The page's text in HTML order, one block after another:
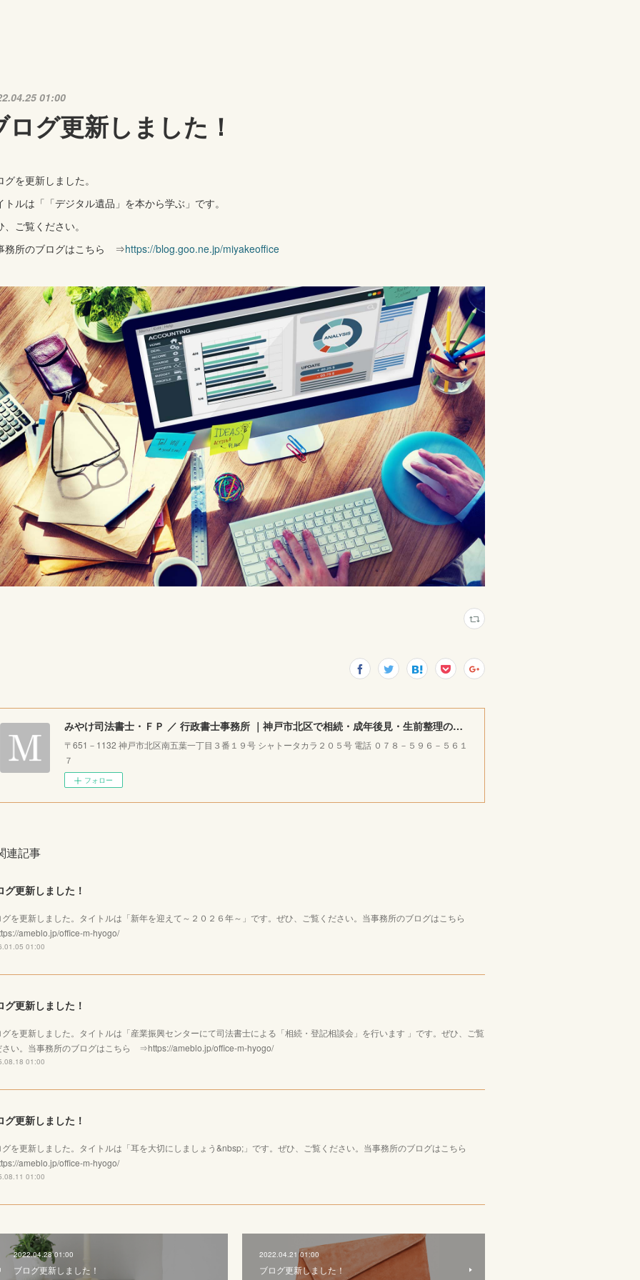
01:00
ログ更新しました！
グを更新しました。
トルは「「デジタル遺品」を本から学ぶ」です。
、ご覧ください。
務所のブログはこちら ⇒https://blog.goo.ne.jp/miyakeoffice
みやけ司法書士・ＦＰ ／ 行政書士事務所 ｜神戸市北区で相続・成年後見・生前整理のご相談をお受けしています。
〒651－1132 神戸市北区南五葉一丁目３番１９号 シャトータカラ２０５号 電話 ０７８－５９６－５６１
７
フォロー
連記事
グ更新しました！
グを更新しました。タイトルは「新年を迎えて～２０２６年～」です。ぜひ、ご覧ください。当事務所のブログはこちら
ameblo.jp/office-m-hyogo/
01:00
グ更新しました！
グを更新しました。タイトルは「産業振興センターにて司法書士による「相続・登記相談会」を行います 」です。ぜひ、ご覧
さい。当事務所のブログはこちら ⇒https://ameblo.jp/office-m-hyogo/
01:00
グ更新しました！
グを更新しました。タイトルは「耳を大切にしましょう&nbsp;」です。ぜひ、ご覧ください。当事務所のブログはこちら
ameblo.jp/office-m-hyogo/
01:00
2022.04.28 01:00
ブログ更新しました！
2022.04.21 01:00
ブログ更新しました！